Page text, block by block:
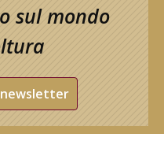
sul mondo